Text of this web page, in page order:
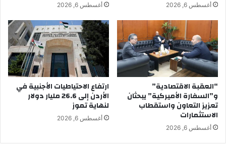
أغسطس 6, 2026 أغسطس 6, 2026
“العقبة الاقتصادية”
و”السفارة الأميركية” يبحثان
تعزيز التعاون واستقطاب
الاستثمارات
أغسطس 6, 2026
ارتفاع الاحتياطيات الأجنبية في
الأردن إلى 26.6 مليار دولار
لنهاية تموز
أغسطس 6, 2026